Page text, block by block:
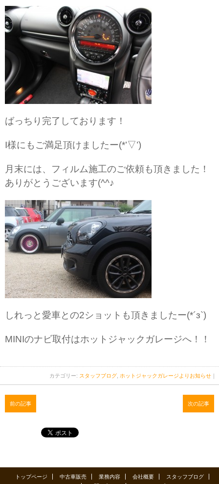
ばっちり完了しております！
I様にもご満足頂けましたー(*’▽’)
月末には、フィルム施工のご依頼も頂きました！
ありがとうございます(^^♪
しれっと愛車との2ショットも頂きましたー(*´з`)
MINIのナビ取付はホットジャックガレージへ！！
カテゴリー: スタッフブログ ホットジャックガレージよりお知らせ ｜
前の記事 次の記事
トップページ 中古車販売 業務内容 会社概要
スタッフブログ